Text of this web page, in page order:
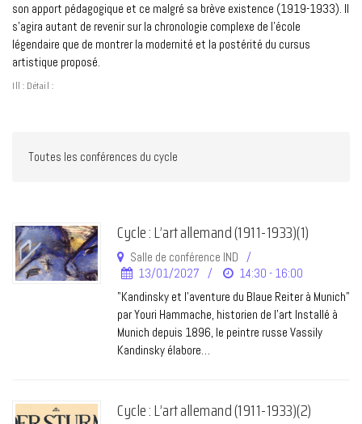
son apport pédagogique et ce malgré sa brève existence (1919-1933). Il
s’agira autant de revenir sur la chronologie complexe de l’école
légendaire que de montrer la modernité et la postérité du cursus
artistique proposé.
Ill : Détail :
Cycle : L’art allemand (1911-1933)(1)
Salle de conférence IND
13/01/2027
14:30 - 16:00
"Kandinsky et l'aventure du Blaue Reiter à Munich"
par Youri Hammache, historien de l’art Installé à
Munich depuis 1896, le peintre russe Vassily
Kandinsky élabore…
Cycle : L’art allemand (1911-1933)(2)